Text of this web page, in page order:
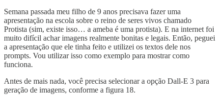
Semana passada meu filho de 9 anos precisava fazer uma
apresentação na escola sobre o reino de seres vivos chamado
Protista (sim, existe isso… a ameba é uma protista). E na internet foi
muito difícil achar imagens realmente bonitas e legais. Então, peguei
a apresentação que ele tinha feito e utilizei os textos dele nos
prompts. Vou utilizar isso como exemplo para mostrar como
funciona.
Antes de mais nada, você precisa selecionar a opção Dall-E 3 para
geração de imagens, conforme a figura 18.